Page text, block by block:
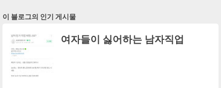
이 블로그의 인기 게시물
여자들이 싫어하는 남자직업